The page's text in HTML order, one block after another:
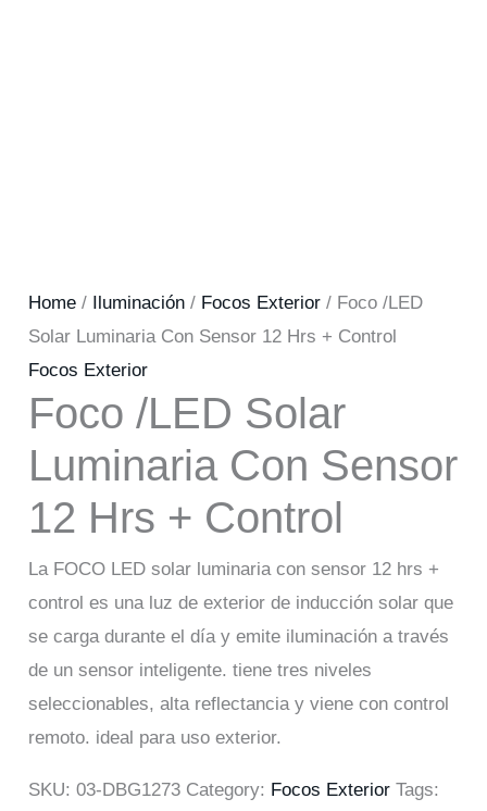
Home / Iluminación / Focos Exterior / Foco /LED
Solar Luminaria Con Sensor 12 Hrs + Control
Focos Exterior
Foco /LED Solar
Luminaria Con Sensor
12 Hrs + Control
La FOCO LED solar luminaria con sensor 12 hrs +
control es una luz de exterior de inducción solar que
se carga durante el día y emite iluminación a través
de un sensor inteligente. tiene tres niveles
seleccionables, alta reflectancia y viene con control
remoto. ideal para uso exterior.
SKU:03-DBG1273 Category: Focos Exterior Tags: